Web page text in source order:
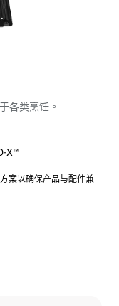
各类烹饪。
X™
案以确保产品与配件兼